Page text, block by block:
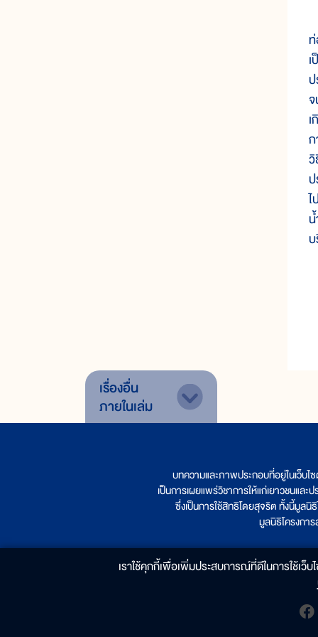
เรื่องอื่น
ภายในเล่ม
บทความและภาพประกอบที่อยู่ในเว็บ
เป็นการเผยแพร่วิชาการให้แก่เยาวชนแล
ซึ่งเป็นการใช้สิทธิโดยสุจริต ทั้งนี้มูลนิ
มูลนิธิโครงกา
เราใช้คุกกี้เพื่อเพิ่มประสบการณ์ที่ดีในการใช้เว็บ